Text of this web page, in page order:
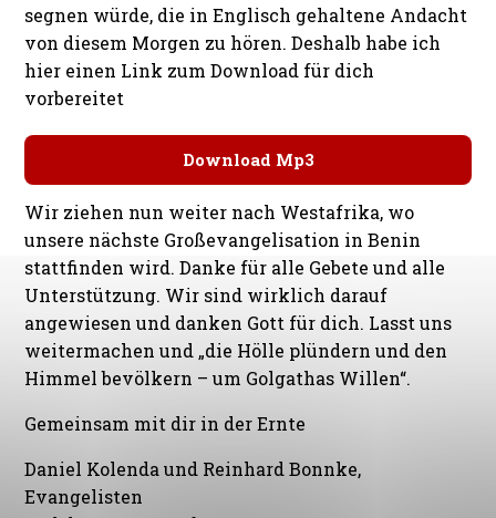
segnen würde, die in Englisch gehaltene Andacht
von diesem Morgen zu hören. Deshalb habe ich
hier einen Link zum Download für dich
vorbereitet
Download Mp3
Wir ziehen nun weiter nach Westafrika, wo
unsere nächste Großevangelisation in Benin
stattfinden wird. Danke für alle Gebete und alle
Unterstützung. Wir sind wirklich darauf
angewiesen und danken Gott für dich. Lasst uns
weitermachen und „die Hölle plündern und den
Himmel bevölkern – um Golgathas Willen“.
Gemeinsam mit dir in der Ernte
Daniel Kolenda und Reinhard Bonnke,
Evangelisten